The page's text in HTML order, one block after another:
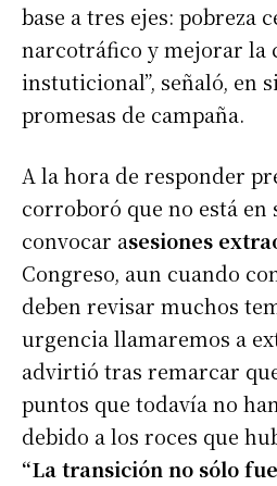
base a tres ejes: pobreza
narcotráfico y mejorar la
instuticional”, señaló, en
promesas de campaña.
A la hora de responder
corroboró que no está en
convocar asesiones
Congreso, aun cuando
deben revisar muchos
urgencia llamaremos a
advirtió tras remarcar
puntos que todavía no
debido a los roces que
“La transición no sólo